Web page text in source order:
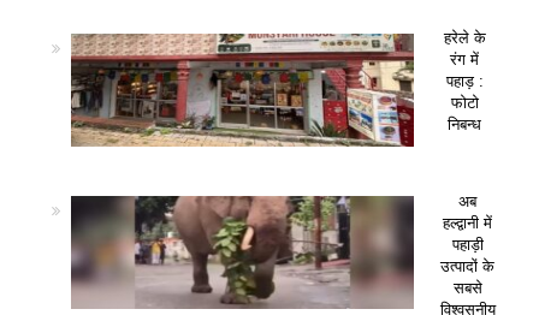
हरेले के
रंग में
पहाड़ :
फोटो
निबन्ध
अब
हल्द्वानी में
पहाड़ी
उत्पादों के
सबसे
विश्वसनीय